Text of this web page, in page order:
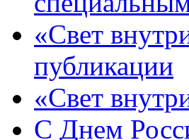
«Свет
публикации
«Свет
C Днем